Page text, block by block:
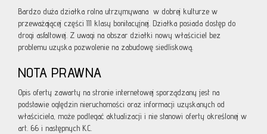
Bardzo duża działka rolna utrzymywana w dobrej kulturze w
przeważającej części III klasy bonitacyjnej. Działka posiada dostęp do
drogi asfaltowej. Z uwagi na obszar działki nowy właściciel bez
problemu uzyska pozwolenie na zabudowę siedliskową.
NOTA PRAWNA
Opis oferty zawarty na stronie internetowej sporządzany jest na
podstawie oględzin nieruchomości oraz informacji uzyskanych od
właściciela, może podlegać aktualizacji i nie stanowi oferty określonej w
art. 66 i następnych K.C.